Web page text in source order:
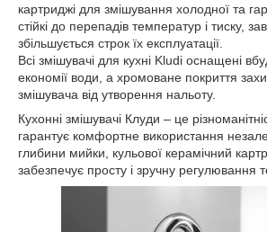
картриджі для змішування холодної та
стійкі до перепадів температур і тиску,
збільшується строк їх експлуатації.
Всі змішувачі для кухні Kludi оснащені
економії води, а хромоване покриття
змішувача від утворення нальоту.
Кухонні змішувачі Клуди – це
гарантує комфортне використання
глибини мийки, кульової керамічний
забезпечує просту і зручну регулювання